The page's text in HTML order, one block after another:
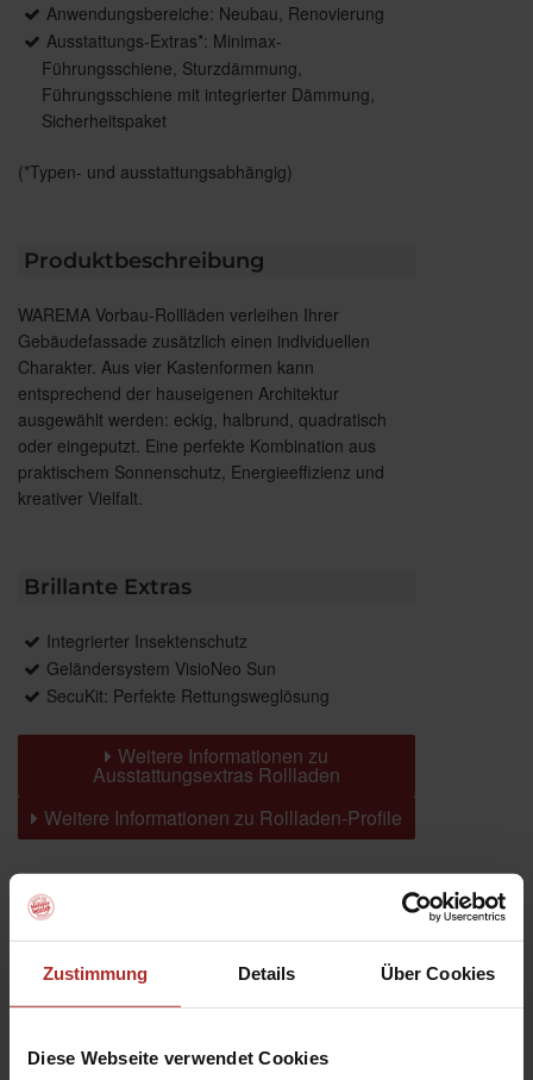
Zustimmung Details Über Cookies
Diese Webseite verwendet Cookies
Anwendungsbereiche: Neubau, Renovierung
Ausstattungs-Extras*: Minimax-
Führungsschiene, Sturzdämmung,
Führungsschiene mit integrierter Dämmung,
Sicherheitspaket
(*Typen- und ausstattungsabhängig)
Produktbeschreibung
WAREMA Vorbau-Rollläden verleihen Ihrer
Gebäudefassade zusätzlich einen individuellen
Charakter. Aus vier Kastenformen kann
entsprechend der hauseigenen Architektur
ausgewählt werden: eckig, halbrund, quadratisch
oder eingeputzt. Eine perfekte Kombination aus
praktischem Sonnenschutz, Energieeffizienz und
kreativer Vielfalt.
Brillante Extras
Integrierter Insektenschutz
Geländersystem VisioNeo Sun
SecuKit: Perfekte Rettungsweglösung
Weitere Informationen zu
Ausstattungsextras Rollladen
Weitere Informationen zu Rollladen-Profile
Farben
Weitere Informationen